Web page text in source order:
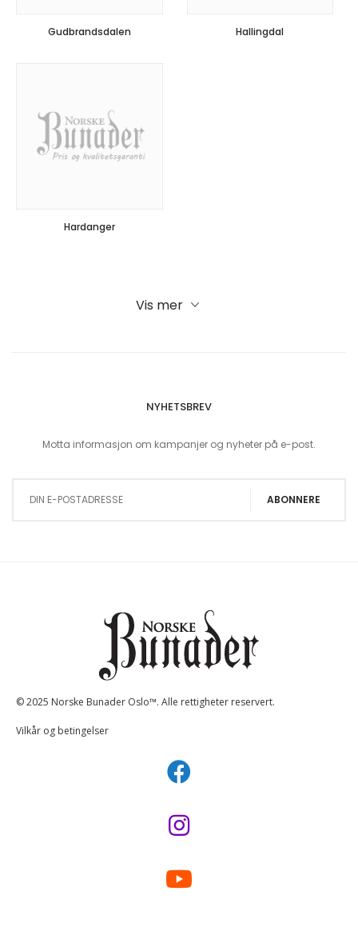
Gudbrandsdalen Hallingdal
Hardanger
Vis mer
NYHETSBREV
Motta informasjon om kampanjer og nyheter på e-post.
ABONNERE
© 2025 Norske Bunader Oslo™. Alle rettigheter reservert.
Vilkår og betingelser